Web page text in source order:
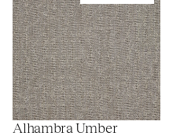
Alhambra Umber